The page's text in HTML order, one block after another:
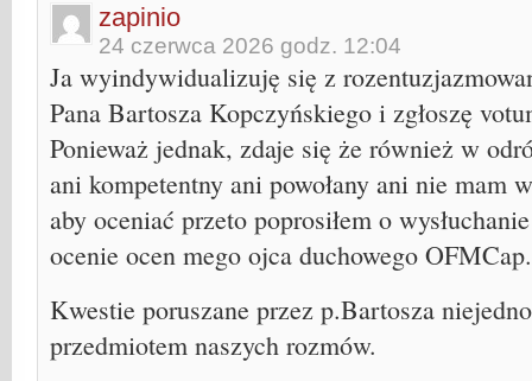
zapinio
24 czerwca 2026 godz. 12:04
Ja wyindywidualizuję się z
Pana Bartosza Kopczyńskiego i zgłoszę
Ponieważ jednak, zdaje się że również w
ani kompetentny ani powołany ani nie mam
aby oceniać przeto poprosiłem o
ocenie ocen mego ojca duchowego OFMCap.
Kwestie poruszane przez p.Bartosza
przedmiotem naszych rozmów.